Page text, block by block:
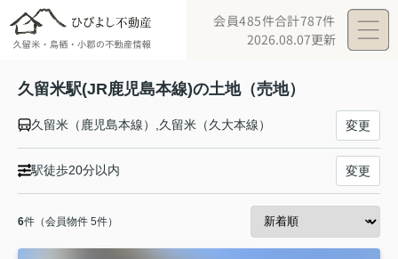
会員485件合計787件
2026.08.07更新
久留米駅(JR鹿児島本線)の土地（売地）
久留米（鹿児島本線）,久留米（久大本線） 変更
駅徒歩20分以内 変更
6件（会員物件 5件）